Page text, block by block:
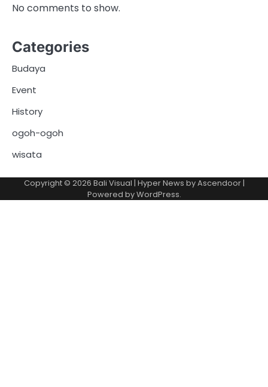
No comments to show.
Categories
Budaya
Event
History
ogoh-ogoh
wisata
Copyright © 2026 Bali Visual | Hyper News byAscendoor|
Powered byWordPress.